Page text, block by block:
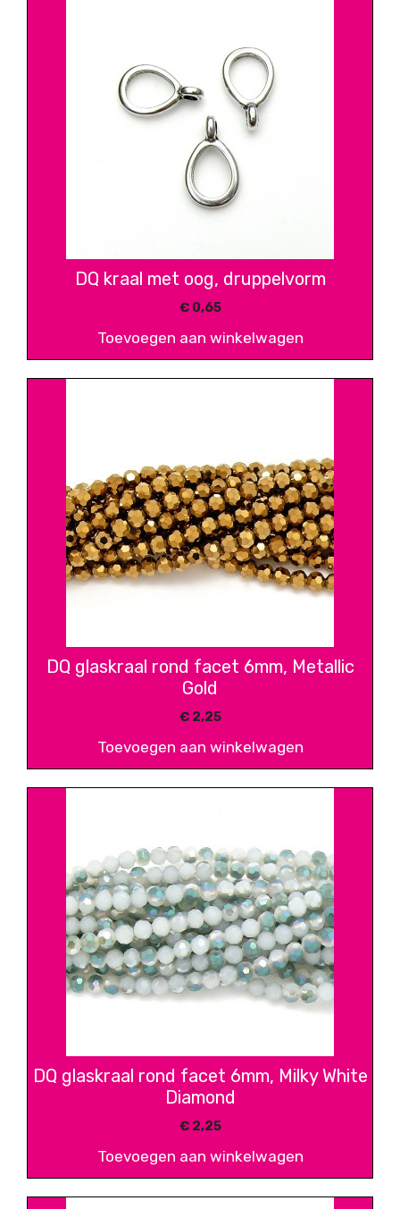
DQ kraal met oog, druppelvorm
€0,65
Toevoegen aan winkelwagen
DQ glaskraal rond facet 6mm, Metallic
Gold
€2,25
Toevoegen aan winkelwagen
DQ glaskraal rond facet 6mm, Milky White
Diamond
€2,25
Toevoegen aan winkelwagen